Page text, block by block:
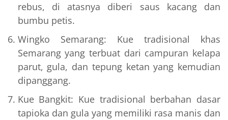
rebus, di atasnya diberi saus kacang dan
bumbu petis.
Wingko Semarang: Kue tradisional khas
Semarang yang terbuat dari campuran kelapa
parut, gula, dan tepung ketan yang kemudian
dipanggang.
Kue Bangkit: Kue tradisional berbahan dasar
tapioka dan gula yang memiliki rasa manis dan